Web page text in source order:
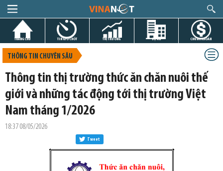
TRANG CHỦ TIN GIỜ CHÓT THỊ TRƯỜNG DỰ ÁN CHỨNG KHOÁN
THÔNG TIN CHUYÊN SÂU
Thông tin thị trường thức ăn chăn nuôi thế
giới và những tác động tới thị trường Việt
Nam tháng 1/2026
18:37 08/05/2026
Tweet